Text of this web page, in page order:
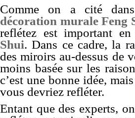
Comme on a cité
décoration murale Feng
reflétez est important en
Shui. Dans ce cadre, la
des miroirs au-dessus de
moins basée sur les
c’est une bonne idée,
vous devriez refléter.
Entant que des experts,